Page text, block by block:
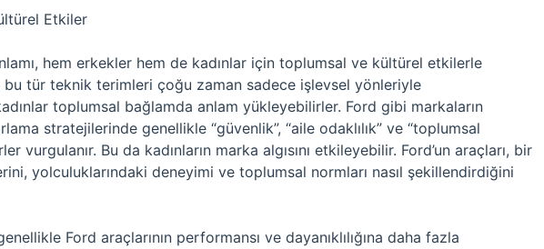
Etkiler
hem erkekler hem de kadınlar için toplumsal ve kültürel etkilerle
bu tür teknik terimleri çoğu zaman sadece işlevsel yönleriyle
toplumsal bağlamda anlam yükleyebilirler. Ford gibi markaların
stratejilerinde genellikle “güvenlik”, “aile odaklılık” ve “toplumsal
vurgulanır. Bu da kadınların marka algısını etkileyebilir. Ford’un araçları, bir
yolculuklarındaki deneyimi ve toplumsal normları nasıl şekillendirdiğini
Ford araçlarının performansı ve dayanıklılığına daha fazla